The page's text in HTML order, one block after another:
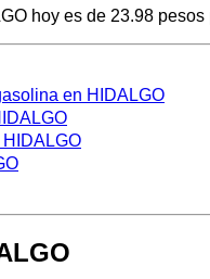
hoy es de 23.98
en HIDALGO